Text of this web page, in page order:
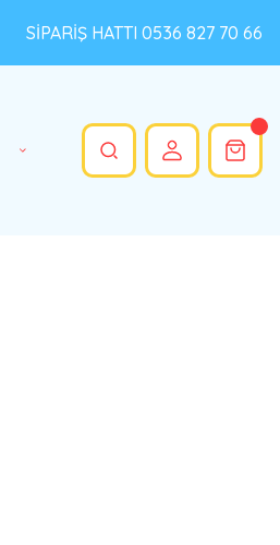
SİPARİŞ HATTI 0536 827 70 66